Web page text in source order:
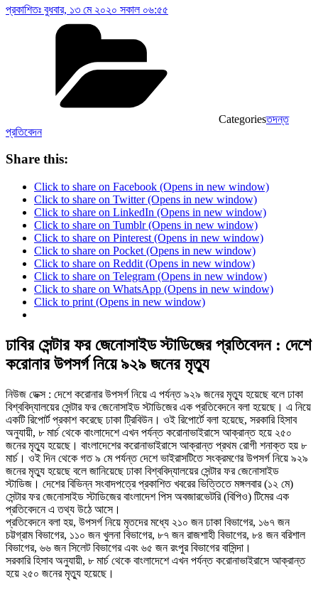
প্রকাশিতঃ বুধবার, ১৩ মে ২০২০ সকাল ০৬:৫৫
Categoriesতদন্ত
প্রতিবেদন
Share this:
Click to share on Facebook (Opens in new window)
Click to share on Twitter (Opens in new window)
Click to share on LinkedIn (Opens in new window)
Click to share on Tumblr (Opens in new window)
Click to share on Pinterest (Opens in new window)
Click to share on Pocket (Opens in new window)
Click to share on Reddit (Opens in new window)
Click to share on Telegram (Opens in new window)
Click to share on WhatsApp (Opens in new window)
Click to print (Opens in new window)
ঢাবির সেন্টার ফর জেনোসাইড স্টাডিজের প্রতিবেদন : দেশে
করোনার উপসর্গ নিয়ে ৯২৯ জনের মৃত্যু
নিউজ ডেক্স : দেশে করোনার উপসর্গ নিয়ে এ পর্যন্ত ৯২৯ জনের মৃত্যু হয়েছে বলে ঢাকা
বিশ্ববিদ্যালয়ের সেন্টার ফর জেনোসাইড স্টাডিজের এক প্রতিবেদনে বলা হয়েছে। এ নিয়ে
একটি রিপোর্ট প্রকাশ করেছে ঢাকা ট্রিবিউন। ওই রিপোর্টে বলা হয়েছে, সরকারি হিসাব
অনুযায়ী, ৮ মার্চ থেকে বাংলাদেশে এখন পর্যন্ত করোনাভাইরাসে আক্রান্ত হয়ে ২৫০
জনের মৃত্যু হয়েছে। বাংলাদেশের করোনাভাইরাসে আক্রান্ত প্রথম রোগী শনাক্ত হয় ৮
মার্চ। ওই দিন থেকে গত ৯ মে পর্যন্ত দেশে ভাইরাসটিতে সংক্রমণের উপসর্গ নিয়ে ৯২৯
জনের মৃত্যু হয়েছে বলে জানিয়েছে ঢাকা বিশ্ববিদ্যালয়ের সেন্টার ফর জেনোসাইড
স্টাডিজ। দেশের বিভিন্ন সংবাদপত্রে প্রকাশিত খবরের ভিত্তিতে মঙ্গলবার (১২ মে)
সেন্টার ফর জেনোসাইড স্টাডিজের বাংলাদেশ পিস অবজারভেটরি (বিপিও) টিমের এক
প্রতিবেদনে এ তথ্য উঠে আসে।
প্রতিবেদনে বলা হয়, উপসর্গ নিয়ে মৃতদের মধ্যে ২১০ জন ঢাকা বিভাগের, ১৬৭ জন
চট্টগ্রাম বিভাগের, ১১০ জন খুলনা বিভাগের, ৮৭ জন রাজশাহী বিভাগের, ৮৪ জন বরিশাল
বিভাগের, ৬৬ জন সিলেট বিভাগের এবং ৬৫ জন রংপুর বিভাগের বাসিন্দা।
সরকারি হিসাব অনুযায়ী, ৮ মার্চ থেকে বাংলাদেশে এখন পর্যন্ত করোনাভাইরাসে আক্রান্ত
হয়ে ২৫০ জনের মৃত্যু হয়েছে।